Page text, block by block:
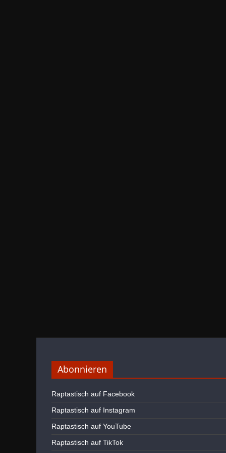
Abonnieren
Raptastisch auf Facebook
Raptastisch auf Instagram
Raptastisch auf YouTube
Raptastisch auf TikTok